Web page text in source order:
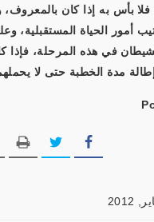
فلا بأس به إذا كان
أمور الحياة
في هذه المرحلة، فإذا
مدة الخطبة حتى لا